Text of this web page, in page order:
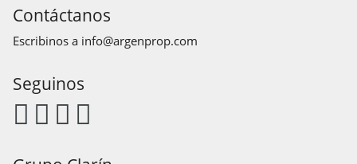
Contáctanos
Escribinos a info@argenprop.com
Seguinos